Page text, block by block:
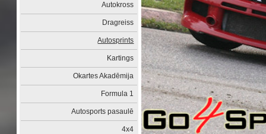
Autokross
Dragreiss
Autosprints
Kartings
Okartes Akadēmija
Formula 1
Autosports pasaulē
4x4